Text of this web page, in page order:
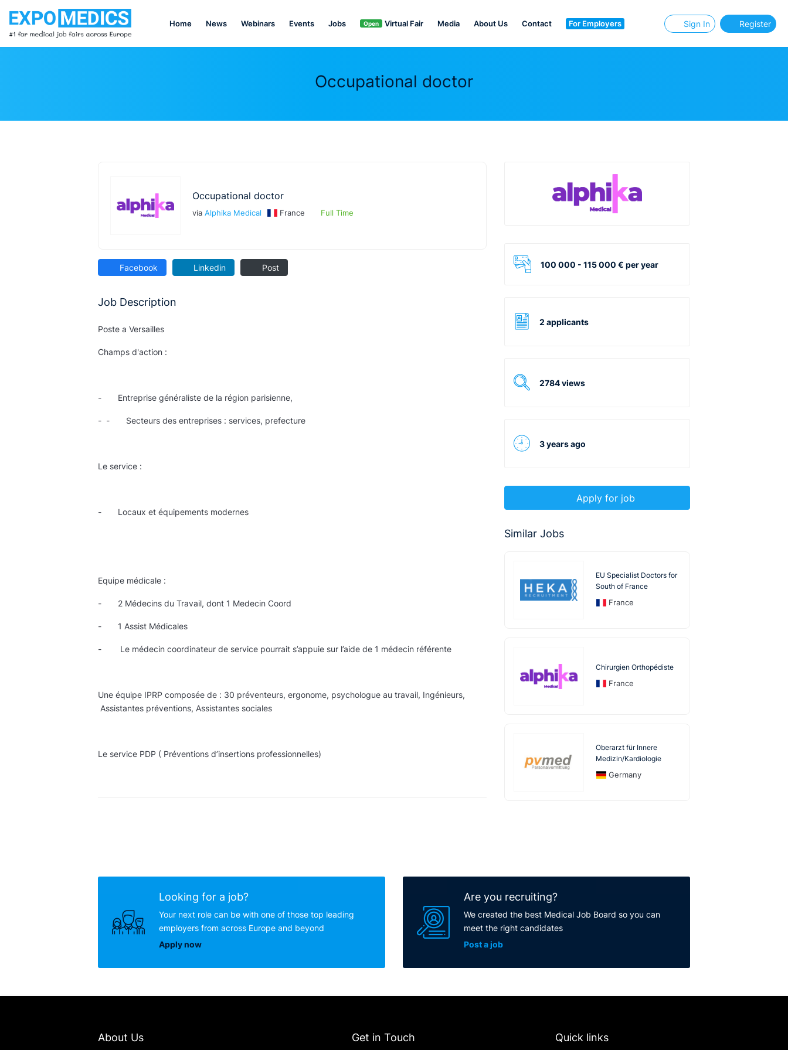
Home News Webinars Events Jobs Open Virtual Fair Media About Us Contact For Employers Sign In Register
Occupational doctor
Occupational doctor
via Alphika Medical France Full Time
Facebook Linkedin Post
Job Description
Poste a Versailles
Champs d'action :
- Entreprise généraliste de la région parisienne,
- - Secteurs des entreprises : services, prefecture
Le service :
- Locaux et équipements modernes
Equipe médicale :
- 2 Médecins du Travail, dont 1 Medecin Coord
- 1 Assist Médicales
- Le médecin coordinateur de service pourrait s’appuie sur l’aide de 1 médecin référente
Une équipe IPRP composée de : 30 préventeurs, ergonome, psychologue au travail, Ingénieurs,
Assistantes préventions, Assistantes sociales
Le service PDP ( Préventions d’insertions professionnelles)
100 000 - 115 000 € per year
2 applicants
2784 views
3 years ago
Apply for job
Similar Jobs
EU Specialist Doctors for
South of France
France
Chirurgien Orthopédiste
France
Oberarzt für Innere
Medizin/Kardiologie
Germany
Looking for a job?
Your next role can be with one of those top leading
employers from across Europe and beyond
Apply now
Are you recruiting?
We created the best Medical Job Board so you can
meet the right candidates
Post a job
About Us Get in Touch Quick links